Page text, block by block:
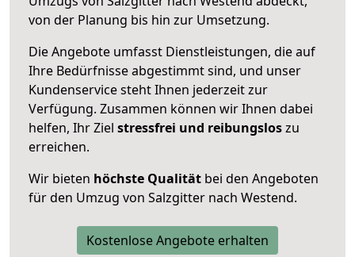
von der Planung bis hin zur Umsetzung.
Die Angebote umfasst Dienstleistungen, die auf
Ihre Bedürfnisse abgestimmt sind, und unser
Kundenservice steht Ihnen jederzeit zur
Verfügung. Zusammen können wir Ihnen dabei
helfen, Ihr Ziel stressfrei und reibungsloszu
erreichen.
Wir bieten höchste Qualität bei den Angeboten
für den Umzug von Salzgitter nach Westend.
Kostenlose Angebote erhalten